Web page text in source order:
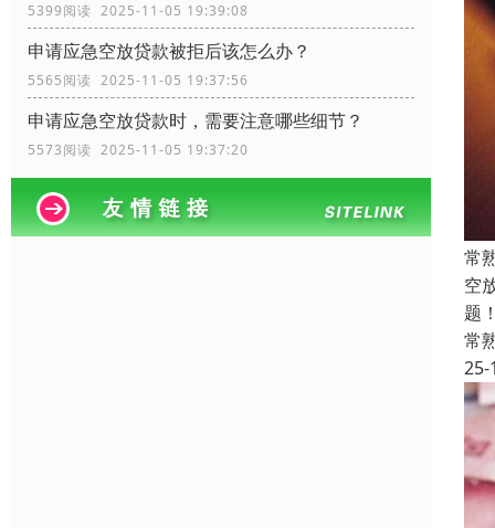
5399阅读 2025-11-05 19:39:08
申请应急空放贷款被拒后该怎么办？
5565阅读 2025-11-05 19:37:56
申请应急空放贷款时，需要注意哪些细节？
5573阅读 2025-11-05 19:37:20
常
空
题
常
25-